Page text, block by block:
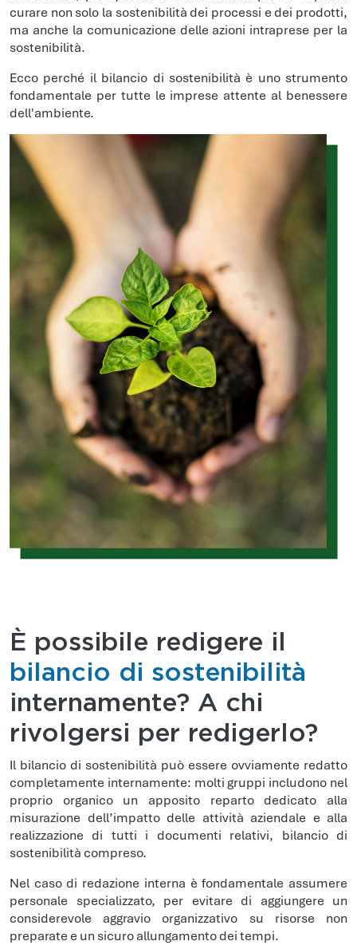
curare non solo la sostenibilità dei processi e dei prodotti,
ma anche la comunicazione delle azioni intraprese per la
sostenibilità.
Ecco perché il bilancio di sostenibilità è uno strumento
fondamentale per tutte le imprese attente al benessere
dell'ambiente.
È possibile redigere il
bilancio di sostenibilità
internamente? A chi
rivolgersi per redigerlo?
Il bilancio di sostenibilità può essere ovviamente redatto
completamente internamente: molti gruppi includono nel
proprio organico un apposito reparto dedicato alla
misurazione dell’impatto delle attività aziendale e alla
realizzazione di tutti i documenti relativi, bilancio di
sostenibilità compreso.
Nel caso di redazione interna è fondamentale assumere
personale specializzato, per evitare di aggiungere un
considerevole aggravio organizzativo su risorse non
preparate e un sicuro allungamento dei tempi.